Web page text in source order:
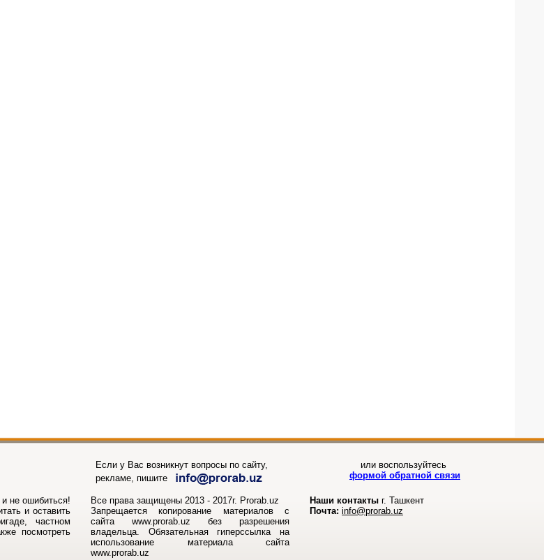
Если у Вас возникнут вопросы по сайту,
рекламе, пишите
или воспользуйтесь
формой обратной связи
не ошибиться!
и оставить
частном
посмотреть
Все права защищены 2013 - 2017г. Prorab.uz
Запрещается копирование материалов с
сайта www.prorab.uz без разрешения
владельца. Обязательная гиперссылка на
использование материала сайта
www.prorab.uz
Наши контакты г. Ташкент
Почта: info@prorab.uz